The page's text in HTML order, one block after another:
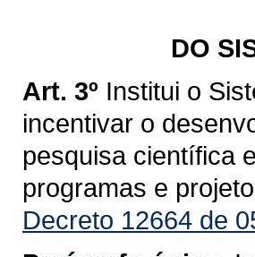
DO
Art. 3º Institui o
incentivar o
pesquisa científica
programas e
Decreto 12664 de